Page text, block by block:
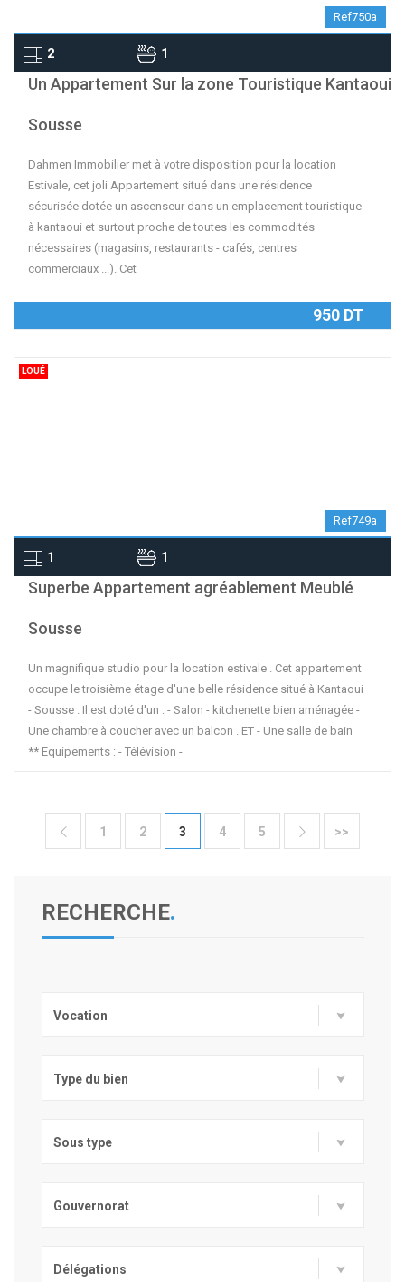
Ref750a
2
1
| ©
OpenStreetMap
contributors
Un Appartement Sur la zone Touristique Kantaoui
Sousse
Dahmen Immobilier met à votre disposition pour la location
Estivale, cet joli Appartement situé dans une résidence
sécurisée dotée un ascenseur dans un emplacement touristique
à kantaoui et surtout proche de toutes les commodités
nécessaires (magasins, restaurants - cafés, centres
commerciaux ...). Cet
950 DT
LOUÉ
Ref749a
1
1
| ©
OpenStreetMap
contributors
Superbe Appartement agréablement Meublé
Sousse
Un magnifique studio pour la location estivale . Cet appartement
occupe le troisième étage d'une belle résidence situé à Kantaoui
- Sousse . Il est doté d'un : - Salon - kitchenette bien aménagée -
Une chambre à coucher avec un balcon . ET - Une salle de bain
** Equipements : - Télévision -
 1 2 3 4 5  >>
RECHERCHE.
Vocation
Type du bien
Sous type
Gouvernorat
Délégations